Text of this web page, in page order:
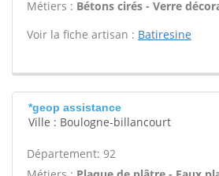
Métiers : Bétons cirés - Verre
Voir la fiche artisan : Batiresine
*geop assistance
Ville : Boulogne-billancourt
Département: 92